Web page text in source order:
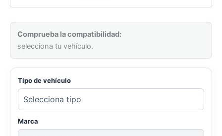
bomba
de
agua
Suzuki
LTZ
400
03-
08
Kawasaki
KFX
400
03-
Comprueba la compatibilidad:
selecciona tu vehículo.
Tipo de vehículo
Marca